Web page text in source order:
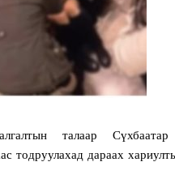
талаар Сүхбаатар
тодруулахад дараах